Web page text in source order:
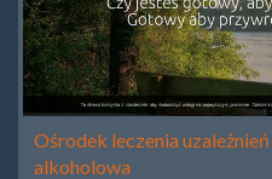
Ośrodek leczenia
alkoholowa